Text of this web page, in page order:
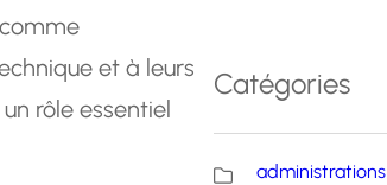
et à leurs
rôle essentiel
Catégories
administrations